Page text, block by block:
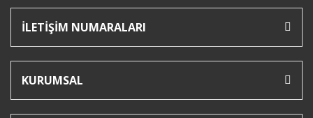
İLETİŞİM NUMARALARI
KURUMSAL